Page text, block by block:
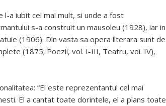
l-a iubit cel mai mult, si unde a fost
s-a construit un mausoleu (1928), iar in
(1906). Din vasta sa opera literara sunt de
(1875; Poezii, vol. I-III, Teatru, voi. IV),
“El este reprezentantul cel mai
El a cantat toate dorintele, el a plans toate